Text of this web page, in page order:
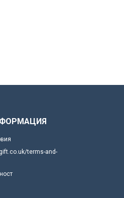
terms-and-